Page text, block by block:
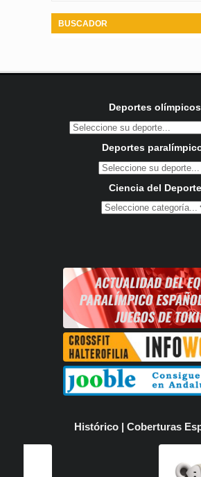
BUSCADOR
Deportes olímpicos
Deportes
Ciencia del Deporte
Histórico | Coberturas